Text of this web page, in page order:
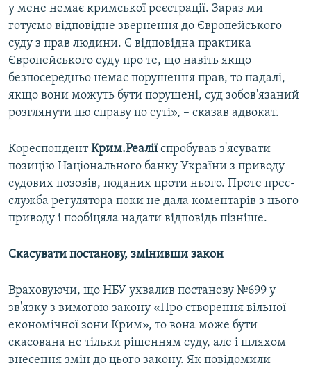
у мене немає кримської реєстрації. Зараз ми
готуємо відповідне звернення до Європейського
суду з прав людини. Є відповідна практика
Європейського суду про те, що навіть якщо
безпосередньо немає порушення прав, то надалі,
якщо вони можуть бути порушені, суд зобов'язаний
розглянути цю справу по суті», – сказав адвокат.
КореспондентКрим.Реаліїспробував з'ясувати
позицію Національного банку України з приводу
судових позовів, поданих проти нього. Проте прес-
служба регулятора поки не дала коментарів з цього
приводу і пообіцяла надати відповідь пізніше.
Скасувати постанову, змінивши закон
Враховуючи, що НБУ ухвалив постанову №699 у
зв'язку з вимогою закону «Про створення вільної
економічної зони Крим», то вона може бути
скасована не тільки рішенням суду, але і шляхом
внесення змін до цього закону. Як повідомили